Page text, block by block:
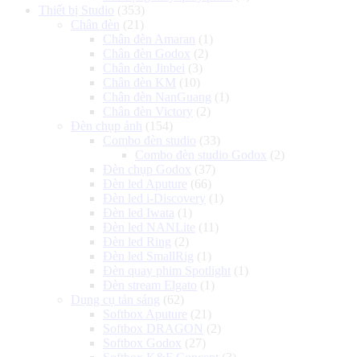
Thiết bị Studio (353)
Chân đèn
(21)
Chân đèn Amaran
(1)
Chân đèn Godox (2)
Chân đèn Jinbei (3)
Chân đèn KM (10)
Chân đèn NanGuang (1)
Chân đèn Victory (2)
Đèn chụp ảnh
(154)
Combo đèn studio (33)
Combo đèn studio Godox (2)
Đèn chụp Godox (37)
Đèn led Aputure (66)
Đèn led i-Discovery (1)
Đèn led Iwata (1)
Đèn led NANLite (11)
Đèn led Ring (2)
Đèn led SmallRig (1)
Đèn quay phim Spotlight (1)
Đèn stream Elgato (1)
Dụng cụ tản sáng (62)
Softbox Aputure (21)
Softbox DRAGON (2)
Softbox Godox (27)